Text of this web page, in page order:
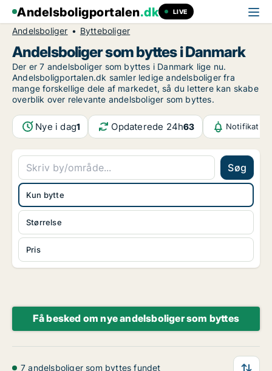
Andelsboligportalen.dk LIVE
Andelsboliger Bytteboliger
Andelsboliger som byttes i Danmark
Der er 7 andelsboliger som byttes i Danmark lige nu.
Andelsboligportalen.dk samler ledige andelsboliger fra
mange forskellige dele af markedet, så du lettere kan skabe
overblik over relevante andelsboliger som byttes.
Nye i dag1 Opdaterede 24h63
Søg
Størrelse
Pris
Kun bytte
Få besked om nye andelsboliger som byttes
7 andelsboliger som byttes fundet